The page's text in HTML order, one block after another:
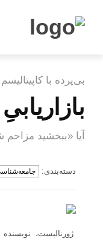
بی‌پرده با کاپیتالیسم
آیا «ببخشید
دسته‌بندی:
ژورنالیست،